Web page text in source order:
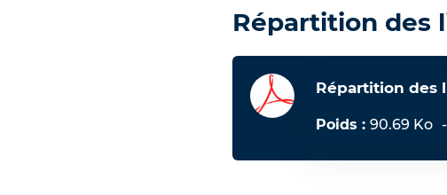
Répartition des
Répartition des
Poids : 90.69 Ko -